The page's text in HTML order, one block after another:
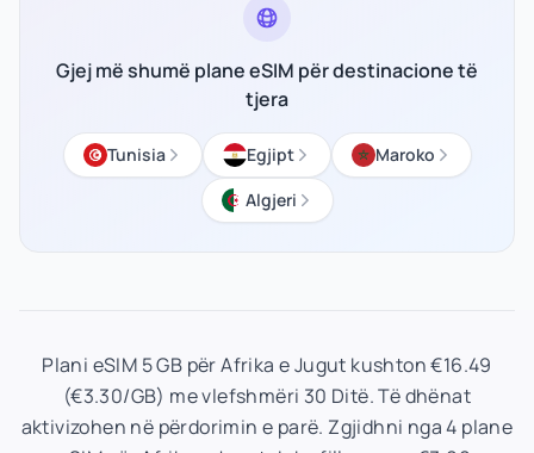
Gjej më shumë plane eSIM për destinacione të
tjera
Tunisia Egjipt
Maroko
Algjeri
Plani eSIM 5 GB për Afrika e Jugut kushton €16.49
(€3.30/GB) me vlefshmëri 30 Ditë. Të dhënat
aktivizohen në përdorimin e parë. Zgjidhni nga 4 plane